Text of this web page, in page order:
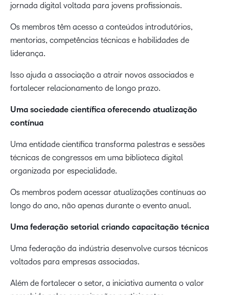
jornada digital voltada para jovens profissionais.
Os membros têm acesso a conteúdos introdutórios,
mentorias, competências técnicas e habilidades de
liderança.
Isso ajuda a associação a atrair novos associados e
fortalecer relacionamento de longo prazo.
Uma sociedade científica oferecendo atualização
contínua
Uma entidade científica transforma palestras e sessões
técnicas de congressos em uma biblioteca digital
organizada por especialidade.
Os membros podem acessar atualizações contínuas ao
longo do ano, não apenas durante o evento anual.
Uma federação setorial criando capacitação técnica
Uma federação da indústria desenvolve cursos técnicos
voltados para empresas associadas.
Além de fortalecer o setor, a iniciativa aumenta o valor